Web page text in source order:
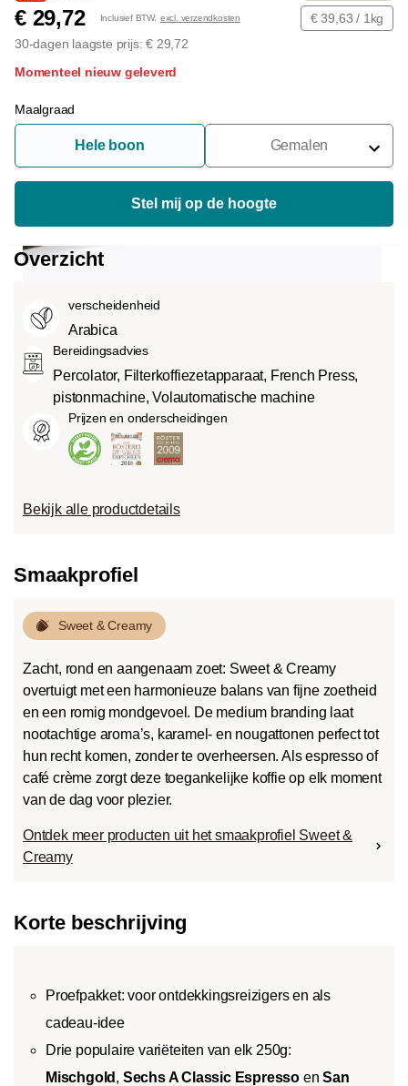
€ 29,72 Inclusief BTW. excl. verzendkosten
30-dagen laagste prijs: € 29,72
€ 39,63 / 1kg
Momenteel nieuw geleverd
Maalgraad
Hele boon Gemalen
Voor Portafilter
Stel mij op de hoogte
Overzicht
verscheidenheid
Arabica
Bereidingsadvies
Percolator, Filterkoffiezetapparaat, French Press,
pistonmachine, Volautomatische machine
Prijzen en onderscheidingen
Bekijk alle productdetails
Smaakprofiel
Sweet & Creamy
Zacht, rond en aangenaam zoet: Sweet & Creamy
overtuigt met een harmonieuze balans van fijne zoetheid
en een romig mondgevoel. De medium branding laat
nootachtige aroma’s, karamel- en nougattonen perfect tot
hun recht komen, zonder te overheersen. Als espresso of
café crème zorgt deze toegankelijke koffie op elk moment
van de dag voor plezier.
Ontdek meer producten uit het smaakprofiel Sweet &
Creamy
Korte beschrijving
Proefpakket: voor ontdekkingsreizigers en als
cadeau-idee
Drie populaire variëteiten van elk 250g:
Mischgold , Sechs A Classic Espresso enSan